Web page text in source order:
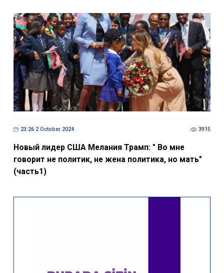
23:26 2 October 2024 3915
Новый лидер США Мелания Трамп: " Во мне
говорит не политик, не жена политика, но мать"
(часть1)